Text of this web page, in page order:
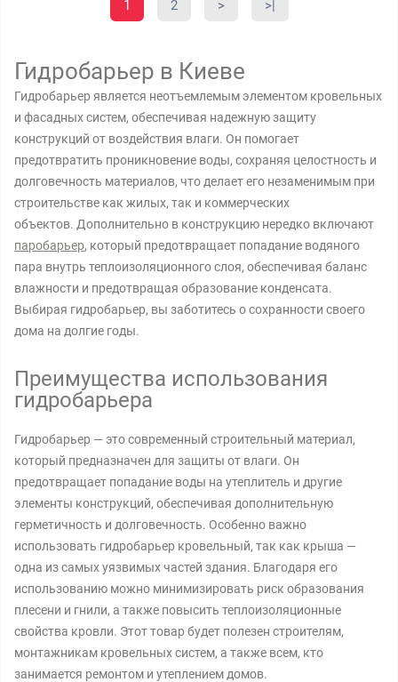
1 2 > >|
Гидробарьер в Киеве
Гидробарьер является неотъемлемым элементом кровельных
и фасадных систем, обеспечивая надежную защиту
конструкций от воздействия влаги. Он помогает
предотвратить проникновение воды, сохраняя целостность и
долговечность материалов, что делает его незаменимым при
строительстве как жилых, так и коммерческих
объектов. Дополнительно в конструкцию нередко включают
паробарьер, который предотвращает попадание водяного
пара внутрь теплоизоляционного слоя, обеспечивая баланс
влажности и предотвращая образование конденсата.
Выбирая гидробарьер, вы заботитесь о сохранности своего
дома на долгие годы.
Преимущества использования
гидробарьера
Гидробарьер — это современный строительный материал,
который предназначен для защиты от влаги. Он
предотвращает попадание воды на утеплитель и другие
элементы конструкций, обеспечивая дополнительную
герметичность и долговечность. Особенно важно
использовать гидробарьер кровельный, так как крыша —
одна из самых уязвимых частей здания. Благодаря его
использованию можно минимизировать риск образования
плесени и гнили, а также повысить теплоизоляционные
свойства кровли. Этот товар будет полезен строителям,
монтажникам кровельных систем, а также всем, кто
занимается ремонтом и утеплением домов.